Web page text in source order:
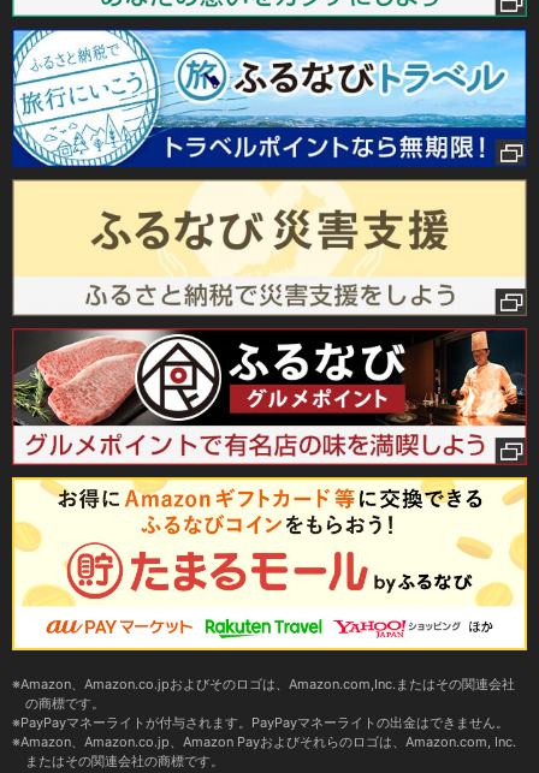
Amazon、Amazon.co.jpおよびそのロゴは、Amazon.com,Inc.またはその関連会社
の商標です。
PayPayマネーライトが付与されます。PayPayマネーライトの出金はできません。
Amazon、Amazon.co.jp、Amazon Payおよびそれらのロゴは、Amazon.com, Inc.
またはその関連会社の商標です。